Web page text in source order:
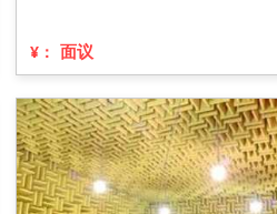
¥： 面议